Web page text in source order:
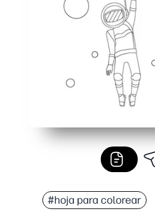
#hoja para colorear